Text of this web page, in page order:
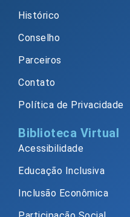
Histórico
Conselho
Parceiros
Contato
Política de Privacidade
Biblioteca Virtual
Acessibilidade
Educação Inclusiva
Inclusão Econômica